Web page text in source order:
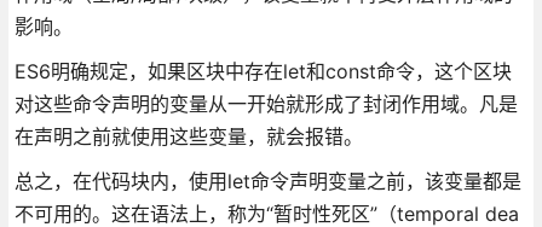
影响。
ES6明确规定，如果区块中存在let和const命令，这个区块
对这些命令声明的变量从一开始就形成了封闭作用域。凡是
在声明之前就使用这些变量，就会报错。
总之，在代码块内，使用let命令声明变量之前，该变量都是
不可用的。这在语法上，称为“暂时性死区”（temporal dea